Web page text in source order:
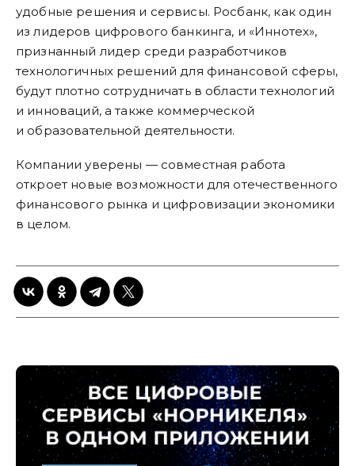
удобные решения и сервисы. Росбанк, как один
из лидеров цифрового банкинга, и «Иннотех»,
признанный лидер среди разработчиков
технологичных решений для финансовой сферы,
будут плотно сотрудничать в области технологий
и инноваций, а также коммерческой
и образовательной деятельности.
Компании уверены — совместная работа
откроет новые возможности для отечественного
финансового рынка и цифровизации экономики
в целом.